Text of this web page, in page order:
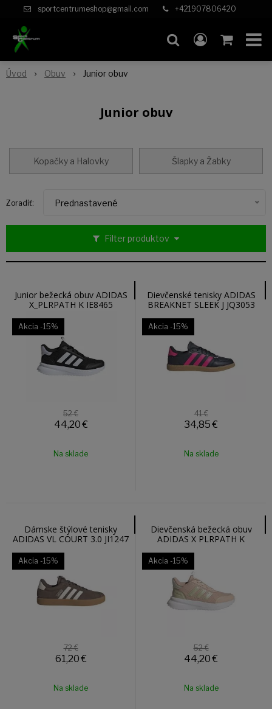
sportcentrumeshop@gmail.com +421907806420
Úvod Obuv Junior obuv
Junior obuv
Kopačky a Halovky Šlapky a Žabky
Filter produktov
Zoradiť: Prednastavené
Junior bežecká obuv ADIDAS
X_PLRPATH K IE8465
Akcia -15%
52 €
44,20€
Na sklade
Dievčenské tenisky ADIDAS
BREAKNET SLEEK J JQ3053
Akcia -15%
41 €
34,85 €
Na sklade
Dámske štýlové tenisky
ADIDAS VL COURT 3.0 JI1247
Akcia -15%
72 €
61,20€
Na sklade
Dievčenská bežecká obuv
ADIDAS X PLRPATH K
Akcia -15%
52 €
44,20 €
Na sklade